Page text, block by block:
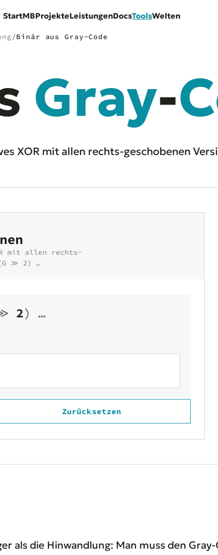
StartMBProjekteLeistungenDocsToolsWelten
/Binär aus Gray-Code
Gray-
XOR mit allen rechts-geschobenen
mit allen rechts-
(G ≫ 2) …
2) …
Zurücksetzen
als die Hinwandlung: Man muss den